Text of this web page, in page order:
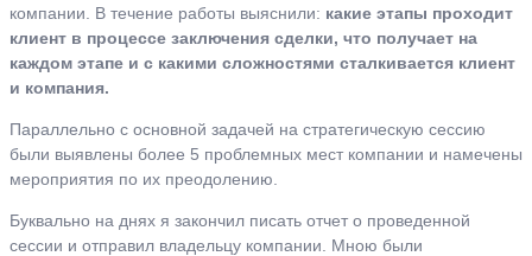
компании. В течение работы выяснили: какие этапы проходит
клиент в процессе заключения сделки, что получает на
каждом этапе и с какими сложностями сталкивается клиент
и компания.
Параллельно с основной задачей на стратегическую сессию
были выявлены более 5 проблемных мест компании и намечены
мероприятия по их преодолению.
Буквально на днях я закончил писать отчет о проведенной
сессии и отправил владельцу компании. Мною были